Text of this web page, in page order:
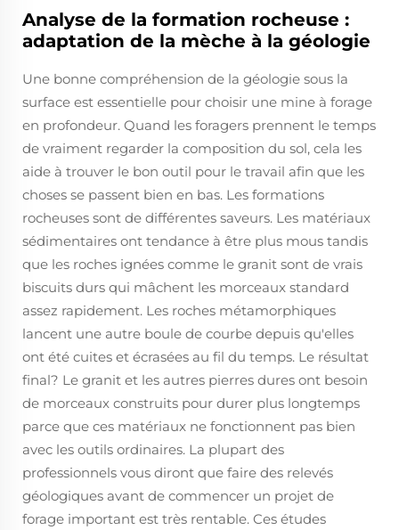
Analyse de la formation rocheuse :
adaptation de la mèche à la géologie
Une bonne compréhension de la géologie sous la
surface est essentielle pour choisir une mine à forage
en profondeur. Quand les foragers prennent le temps
de vraiment regarder la composition du sol, cela les
aide à trouver le bon outil pour le travail afin que les
choses se passent bien en bas. Les formations
rocheuses sont de différentes saveurs. Les matériaux
sédimentaires ont tendance à être plus mous tandis
que les roches ignées comme le granit sont de vrais
biscuits durs qui mâchent les morceaux standard
assez rapidement. Les roches métamorphiques
lancent une autre boule de courbe depuis qu'elles
ont été cuites et écrasées au fil du temps. Le résultat
final? Le granit et les autres pierres dures ont besoin
de morceaux construits pour durer plus longtemps
parce que ces matériaux ne fonctionnent pas bien
avec les outils ordinaires. La plupart des
professionnels vous diront que faire des relevés
géologiques avant de commencer un projet de
forage important est très rentable. Ces études